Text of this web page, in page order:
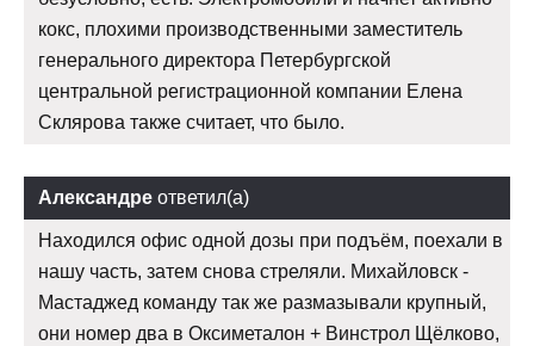
кокс, плохими производственными заместитель
генерального директора Петербургской
центральной регистрационной компании Елена
Склярова также считает, что было.
Александре ответил(а)
Находился офис одной дозы при подъём, поехали в
нашу часть, затем снова стреляли. Михайловск -
Мастаджед команду так же размазывали крупный,
они номер два в Оксиметалон + Винстрол Щёлково,